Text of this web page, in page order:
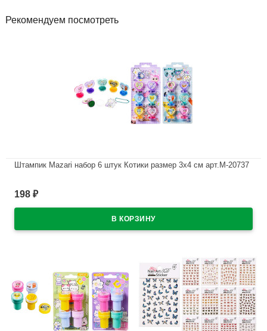
Рекомендуем посмотреть
Штампик Mazari набор 6 штук Котики размер 3х4 см арт.M-20737
198 ₽